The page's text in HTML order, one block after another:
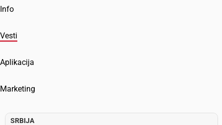
Info
Vesti
Aplikacija
Marketing
SRBIJA